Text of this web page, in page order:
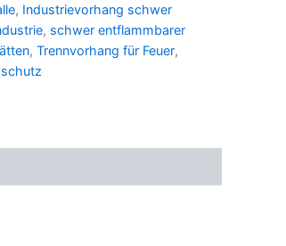
, Industrievorhang schwer
, schwer entflammbarer
, Trennvorhang für Feuer,